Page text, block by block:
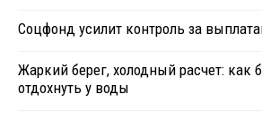
Соцфонд усилит контроль за
Жаркий берег, холодный расчет: как
отдохнуть у воды